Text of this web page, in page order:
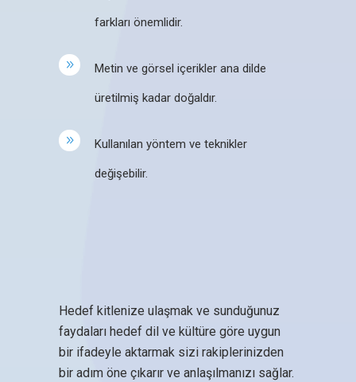
farkları önemlidir.
Metin ve görsel içerikler ana dilde
üretilmiş kadar doğaldır.
Kullanılan yöntem ve teknikler
değişebilir.
Hedef kitlenize ulaşmak ve sunduğunuz
faydaları hedef dil ve kültüre göre uygun
bir ifadeyle aktarmak sizi rakiplerinizden
bir adım öne çıkarır ve anlaşılmanızı sağlar.